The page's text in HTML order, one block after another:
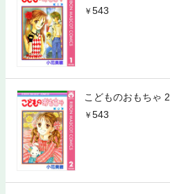
543
こどものおもちゃ 2
543